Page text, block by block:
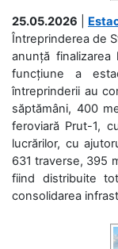
25.05.2026
Întreprinderea de
anunță
funcțiune a
întreprinderii au
săptămâni, 400
feroviară Prut-1,
lucrărilor, cu
631 traverse, 395
fiind distribuite
consolidarea